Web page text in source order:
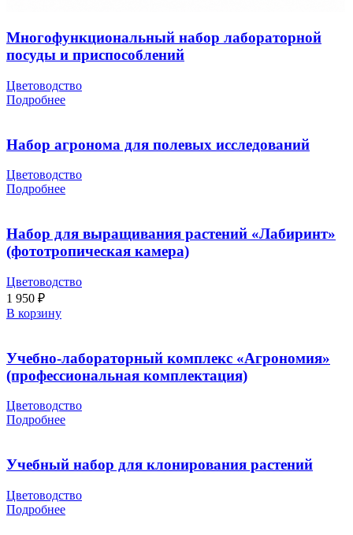
Многофункциональный набор лабораторной
посуды и приспособлений
Цветоводство
Подробнее
Набор агронома для полевых исследований
Цветоводство
Подробнее
Набор для выращивания растений «Лабиринт»
(фототропическая камера)
Цветоводство
1 950 ₽
В корзину
Учебно-лабораторный комплекс «Агрономия»
(профессиональная комплектация)
Цветоводство
Подробнее
Учебный набор для клонирования растений
Цветоводство
Подробнее